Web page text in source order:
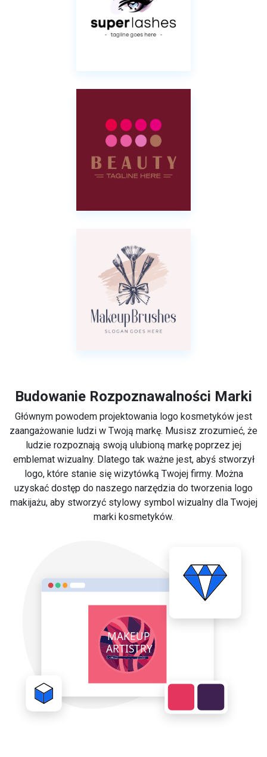
Budowanie Rozpoznawalności Marki
Głównym powodem projektowania logo kosmetyków jest
zaangażowanie ludzi w Twoją markę. Musisz zrozumieć, że
ludzie rozpoznają swoją ulubioną markę poprzez jej
emblemat wizualny. Dlatego tak ważne jest, abyś stworzył
logo, które stanie się wizytówką Twojej firmy. Można
uzyskać dostęp do naszego narzędzia do tworzenia logo
makijażu, aby stworzyć stylowy symbol wizualny dla Twojej
marki kosmetyków.